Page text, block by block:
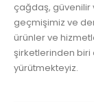
çağdaş, güvenilir
geçmişimiz ve
ürünler ve
şirketlerinden biri
yürütmekteyiz.